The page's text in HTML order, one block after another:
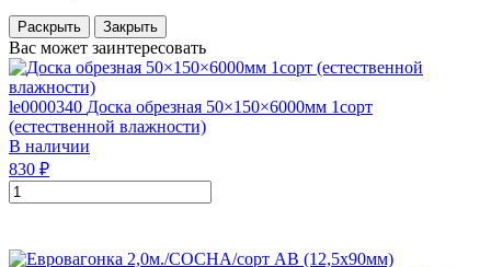
Раскрыть Закрыть
Вас может заинтересовать
le0000340 Доска обрезная 50×150×6000мм 1сорт
(естественной влажности)
В наличии
830 ₽